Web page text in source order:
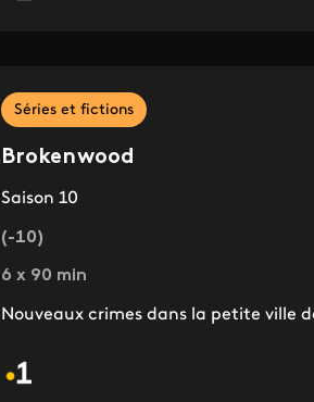
Séries et fictions
Brokenwood
Saison 10
(-10)
6 x 90 min
Nouveaux crimes dans la petite ville